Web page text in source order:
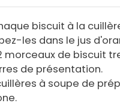
biscuit à la
les dans le jus
morceaux de biscuit
de présentation.
à soupe de